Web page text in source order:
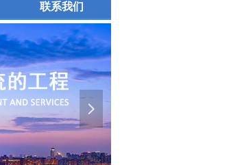
넲
联系我们